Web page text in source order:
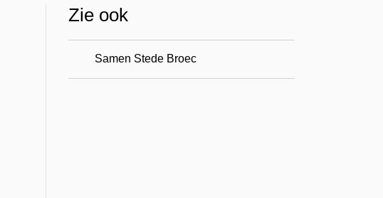
Zie ook
Samen Stede Broec